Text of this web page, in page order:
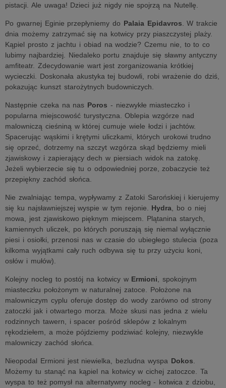
pistacji. Ale uwaga! Dzieci już nigdy nie spojrzą na Nutellę.
Po gwarnej Eginie przepłyniemy do Palaia Epidavros . W trakcie
dnia możemy zatrzymać się na kotwicy przy piaszczystej plaży.
Kąpiel prosto z jachtu i obiad na wodzie? Czemu nie, to to co
lubimy najbardziej. Niedaleko portu znajduje się sławny antyczny
amfiteatr. Zdecydowanie wart jest zorganizowania krótkiej
wycieczki. Doskonała akustyka tej budowli, robi wrażenie do dziś,
pokazując kunszt starożytnych budowniczych.
Następnie czeka na nas Poros - niezwykłe miasteczko i
popularna miejscowość turystyczna. Oblepia wzgórze nad
malowniczą cieśniną w której cumuje wiele łodzi i jachtów.
Spacerując wąskimi i krętymi uliczkami, których urokowi trudno
się oprzeć, dotrzemy na szczyt wzgórza skąd będziemy mieli
zjawiskowy i zapierający dech w piersiach widok na zatokę.
Jeżeli wybierzecie się tu o odpowiedniej porze, zobaczycie też
przepiękny zachód słońca.
Nie zwalniając tempa, wypływamy z Zatoki Sarońskiej i kierujemy
się ku najsławniejszej wyspie w tym rejonie. Hydra , bo o niej
mowa, jest zjawiskowo pięknym miejscem. Plątanina starych,
kamiennych uliczek, po których poruszają się niemal wyłącznie
piesi i osiołki, przenosi nas w czasie do ubiegłego stulecia (poza
kilkoma wyjątkami cały ruch odbywa się tu przy użyciu koni,
osłów i mułów).
Kolejny nocleg to postój na kotwicy w Ermioni , spokojnym
miasteczku położonym w naturalnej zatoce. Położone na
malowniczym cyplu oferuje dostęp do wody zarówno od strony
zatoczki jak i otwartego morza. Może skusi nas jedna z wielu
rodzinnych tawern, i spacer pośród sklepów z lokalnym
rękodziełem, a może pójdziemy podziwiać kolejny, niezwykle
malowniczy zachód słońca.
Nieopodal Ermioni jest niewielka, bezludna wyspa Dokos
Możemy tu stanąć na kąpiel na kotwicy w cichej zatoczce. Ta
wyspa to też pomysł na alternatywny nocleg - kotwica z dziobu,